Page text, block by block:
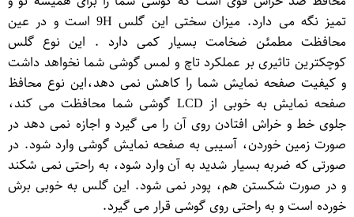
تمیز نگه می دارد. میزان سختی این گلس 9H است و در عین
محافظت مطمئن ضخامت بسیار کمی دارد . این نوع گلس
کوچکترین تاثیری بر عملکرد تاچ و لمس گوشی شما نخواهد داشت
و کیفیت صفحه نمایش شما را کاهش نمی دهد،این نوع محافظ
صفحه نمایش به خوبی از LCD گوشی شما محافظت می کند،
جلوی خط و خراش افتادن روی آن را می گیرد و اجازه نمی دهد در
صورت زمین خوردن، آسیبی به صفحه نمایش گوشی وارد شود. در
صورتی که ضربه بسیار شدید به آن وارد شود، به راحتی نمی شکند
و در صورت شکستن هم، پودر نمی شود. این گلس به خوبی برش
خورده است و به راحتی روی گوشی قرار می گیرد.